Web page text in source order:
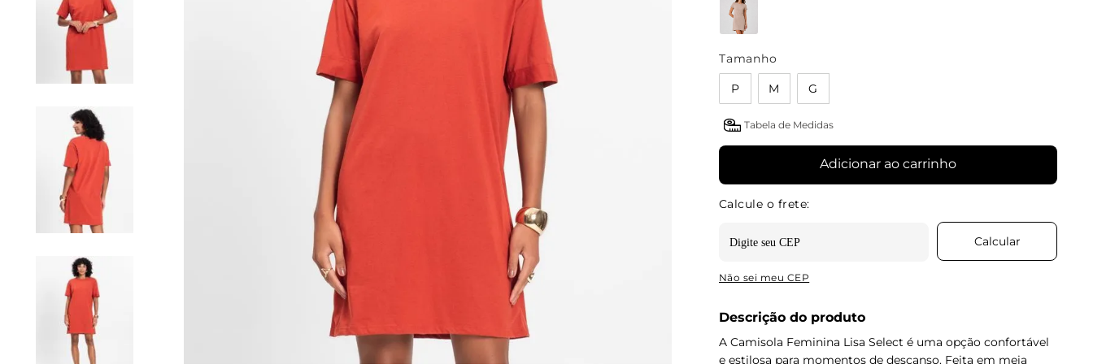
Tamanho
P M G
Tabela de Medidas
Adicionar ao carrinho
Não sei meu CEP
Descrição do produto
A Camisola Feminina Lisa Select é uma opção confortável
e estilosa para momentos de descanso. Feita em meia